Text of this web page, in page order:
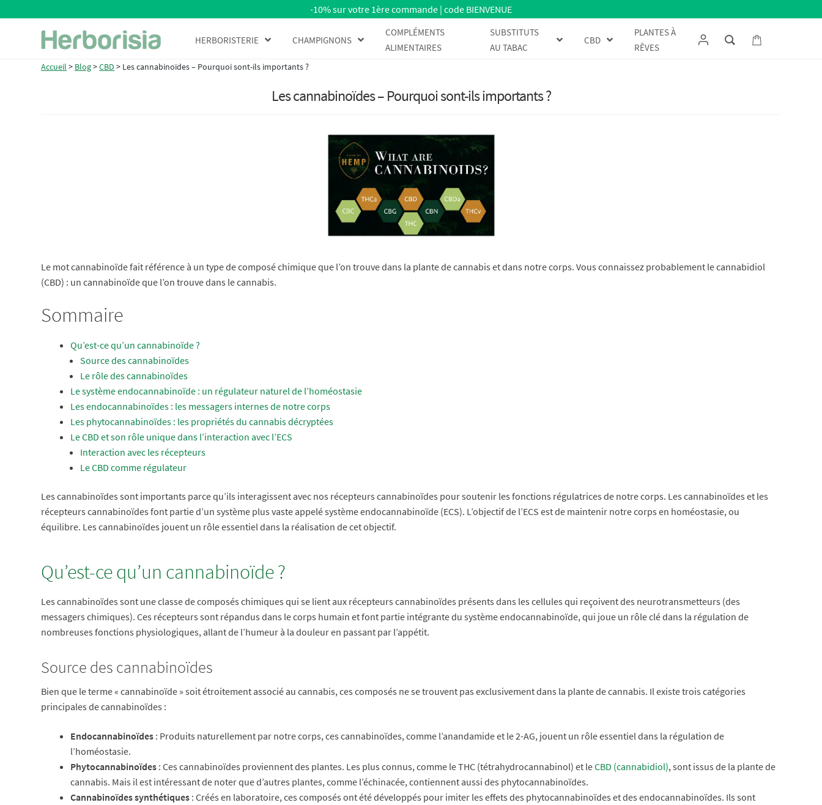
Aller
à
la
Aller
au
contenu
-10% sur votre 1ère commande | code BIENVENUE
HERBORISTERIE CHAMPIGNONS
COMPLÉMENTS
ALIMENTAIRES
SUBSTITUTS
AU TABAC
CBD
PLANTES À
RÊVES
Accueil > Blog>CBD > Les cannabinoïdes – Pourquoi sont-ils importants ?
Les cannabinoïdes – Pourquoi sont-ils importants ?
Le mot cannabinoïde fait référence à un type de composé chimique que l’on trouve dans la plante de cannabis et dans notre corps. Vous connaissez probablement le cannabidiol
(CBD) : un cannabinoïde que l’on trouve dans le cannabis.
Sommaire
Qu’est-ce qu’un cannabinoïde ?
Source des cannabinoïdes
Le rôle des cannabinoïdes
Le système endocannabinoïde : un régulateur naturel de l’homéostasie
Les endocannabinoïdes : les messagers internes de notre corps
Les phytocannabinoïdes : les propriétés du cannabis décryptées
Le CBD et son rôle unique dans l’interaction avec l’ECS
Interaction avec les récepteurs
Le CBD comme régulateur
Les cannabinoïdes sont importants parce qu’ils interagissent avec nos récepteurs cannabinoïdes pour soutenir les fonctions régulatrices de notre corps. Les cannabinoïdes et les
récepteurs cannabinoïdes font partie d’un système plus vaste appelé système endocannabinoïde (ECS). L’objectif de l’ECS est de maintenir notre corps en homéostasie, ou
équilibre. Les cannabinoïdes jouent un rôle essentiel dans la réalisation de cet objectif.
Qu’est-ce qu’un cannabinoïde ?
Les cannabinoïdes sont une classe de composés chimiques qui se lient aux récepteurs cannabinoïdes présents dans les cellules qui reçoivent des neurotransmetteurs (des
messagers chimiques). Ces récepteurs sont répandus dans le corps humain et font partie intégrante du système endocannabinoïde, qui joue un rôle clé dans la régulation de
nombreuses fonctions physiologiques, allant de l’humeur à la douleur en passant par l’appétit.
Source des cannabinoïdes
Bien que le terme « cannabinoïde » soit étroitement associé au cannabis, ces composés ne se trouvent pas exclusivement dans la plante de cannabis. Il existe trois catégories
principales de cannabinoïdes :
Endocannabinoïdes : Produits naturellement par notre corps, ces cannabinoïdes, comme l’anandamide et le 2-AG, jouent un rôle essentiel dans la régulation de
l’homéostasie.
Phytocannabinoïdes : Ces cannabinoïdes proviennent des plantes. Les plus connus, comme le THC (tétrahydrocannabinol) et leCBD (cannabidiol), sont issus de la plante de
cannabis. Mais il est intéressant de noter que d’autres plantes, comme l’échinacée, contiennent aussi des phytocannabinoïdes.
Cannabinoïdes synthétiques : Créés en laboratoire, ces composés ont été développés pour imiter les effets des phytocannabinoïdes et des endocannabinoïdes. Ils sont